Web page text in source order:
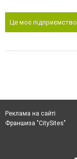
Це моє підприємство
Реклама на сайті
Франшиза "CitySites"